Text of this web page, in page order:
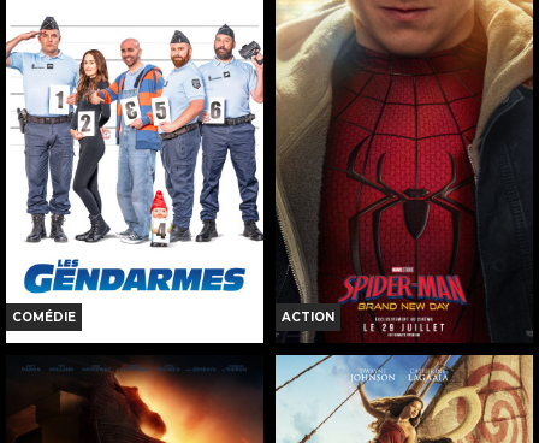
Bande-annonce
Réservation
TOUT PUBLIC
VF
Horaires et Infos
Bande-annonce
Réservation
TOUT PUBLIC
COMÉDIE
LES GENDARMES
Horaires et Infos
ACTION
SPIDER-MAN: BRAND NEW DAY
Horaires et Infos